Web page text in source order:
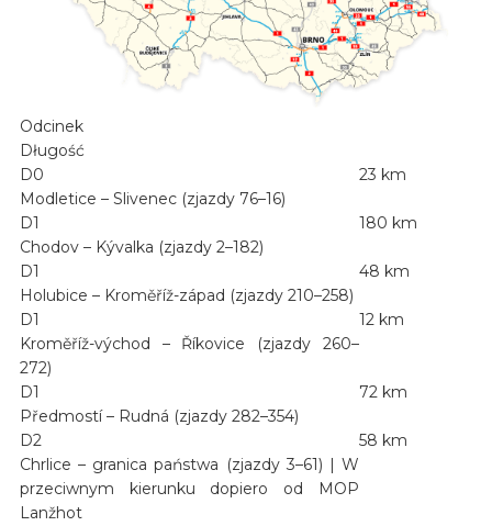
Odcinek
Długość
D0
Modletice – Slivenec (zjazdy 76–16)
23 km
D1
Chodov – Kývalka (zjazdy 2–182)
180 km
D1
Holubice – Kroměříž-západ (zjazdy 210–258)
48 km
D1
Kroměříž-východ – Říkovice (zjazdy 260–
272)
12 km
D1
Předmostí – Rudná (zjazdy 282–354)
72 km
D2
Chrlice – granica państwa (zjazdy 3–61) | W
przeciwnym kierunku dopiero od MOP
Lanžhot
58 km